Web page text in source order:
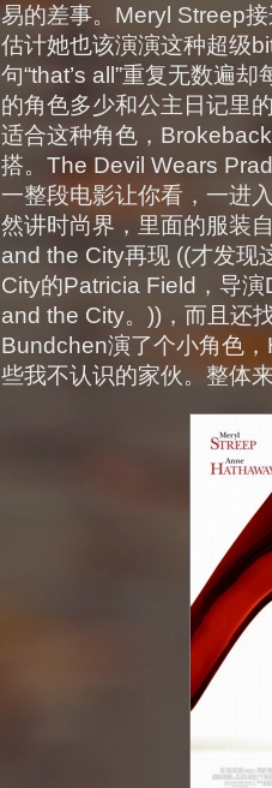
易的差事。Meryl Streep
估计她也该演演这种超级
句“that’s all”重复无数遍
的角色多少和公主日记里
适合这种角色，
搭。The Devil Wears
一整段电影让你看，一进
然讲时尚界，里面的服装
and the City再现 ((才发现
City的Patricia Field，导
and the City。))，而且还
Bundchen演了个小角色
些我不认识的家伙。整体